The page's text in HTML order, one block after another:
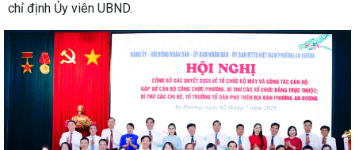
chỉ định Ủy viên UBND.